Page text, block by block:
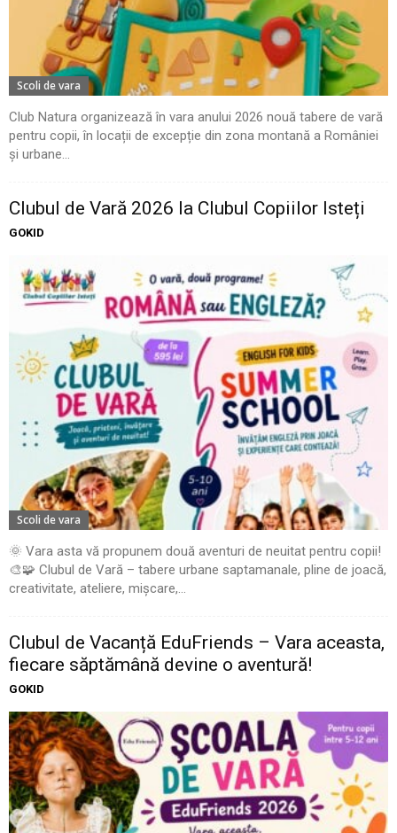
Scoli de vara
Club Natura organizează în vara anului 2026 nouă tabere de vară
pentru copii, în locații de excepție din zona montană a României
și urbane...
Clubul de Vară 2026 la Clubul Copiilor Isteți
GOKID
Scoli de vara
🌞 Vara asta vă propunem două aventuri de neuitat pentru copii!
🎨🧩 Clubul de Vară – tabere urbane saptamanale, pline de joacă,
creativitate, ateliere, mișcare,...
Clubul de Vacanță EduFriends – Vara aceasta,
fiecare săptămână devine o aventură!
GOKID